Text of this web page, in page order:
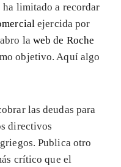
ha limitado a recordar
ejercida por
la web de Roche
objetivo. Aquí algo
las deudas para
directivos
Publica otro
crítico que el